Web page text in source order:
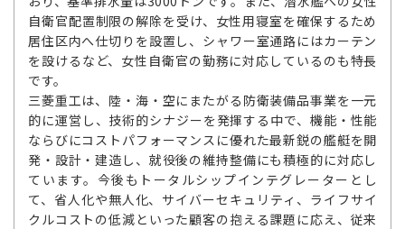
自衛官配置制限の解除を受け、女性用寝室を確保するため
居住区内へ仕切りを設置し、シャワー室通路にはカーテン
を設けるなど、女性自衛官の勤務に対応しているのも特長
です。
三菱重工は、陸・海・空にまたがる防衛装備品事業を一元
的に運営し、技術的シナジーを発揮する中で、機能・性能
ならびにコストパフォーマンスに優れた最新鋭の艦艇を開
発・設計・建造し、就役後の維持整備にも積極的に対応し
ています。今後もトータルシップインテグレーターとし
て、省人化や無人化、サイバーセキュリティ、ライフサイ
クルコストの低減といった顧客の抱える課題に応え、従来